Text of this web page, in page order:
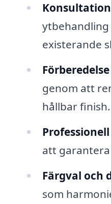
ytbehandling
existerande
genom att
hållbar finish.
att
Färgval och
som